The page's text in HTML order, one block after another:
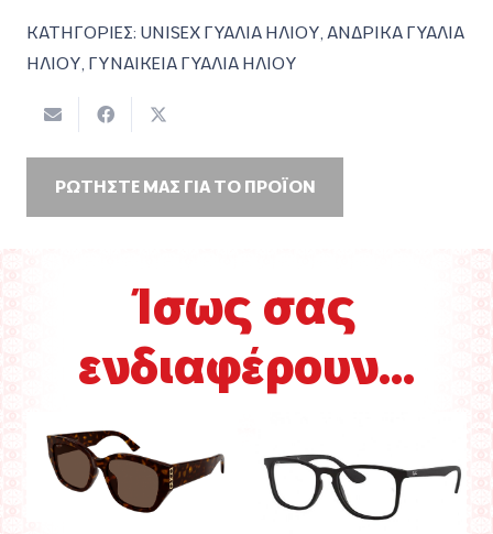
ΚΑΤΗΓΟΡΙΕΣ: UNISEX ΓΥΑΛΙΑ ΗΛΙΟΥ ΑΝΔΡΙΚΑ ΓΥΑΛΙΑ
ΗΛΙΟΥ ΓΥΝΑΙΚΕΙΑ ΓΥΑΛΙΑ ΗΛΙΟΥ
ΡΩΤΗΣΤΕ ΜΑΣ ΓΙΑ ΤΟ ΠΡΟΪΟΝ
Ίσως σας
ενδιαφέρουν...